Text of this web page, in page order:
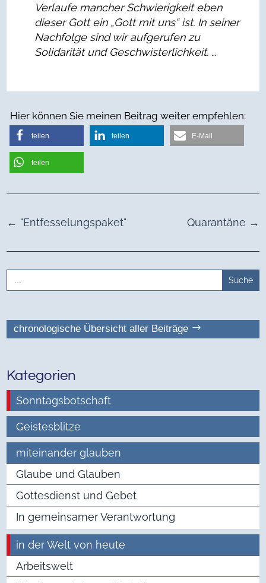
Verlaufe mancher Schwierigkeit eben
dieser Gott ein „Gott mit uns“ ist. In seiner
Nachfolge sind wir aufgerufen zu
Solidarität und Geschwisterlichkeit. …
Hier können Sie meinen Beitrag weiter empfehlen:
teilen teilen E-Mail
teilen
← "Entfesselungspaket" Quarantäne →
Search
for:
chronologische Übersicht aller Beiträge
Kategorien
Sonntagsbotschaft
Geistesblitze
miteinander glauben
Glaube und Glauben
Gottesdienst und Gebet
In gemeinsamer Verantwortung
in der Welt von heute
Arbeitswelt